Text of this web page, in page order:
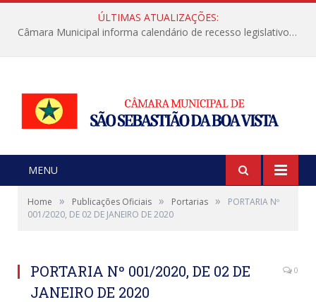
ÚLTIMAS ATUALIZAÇÕES:
Câmara Municipal informa calendário de recesso legislativo de julho
MENU
Home » Publicações Oficiais » Portarias »
PORTARIA Nº
001/2020, DE 02 DE JANEIRO DE 2020
PORTARIA Nº 001/2020, DE 02 DE
JANEIRO DE 2020
0